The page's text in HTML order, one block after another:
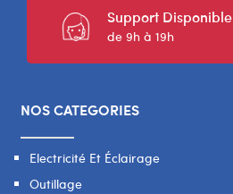
Support Disponible
de 9h à 19h
NOS CATEGORIES
Electricité Et Éclairage
Outillage